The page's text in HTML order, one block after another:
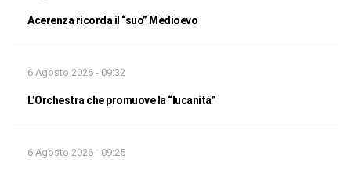
Acerenza ricorda il “suo” Medioevo
6 Agosto 2026 - 09:32
L’Orchestra che promuove la “lucanità”
6 Agosto 2026 - 09:25